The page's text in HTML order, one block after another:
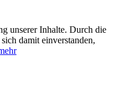
unserer Inhalte. Durch die
damit einverstanden,